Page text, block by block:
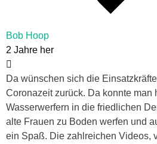
Bob Hoop
2 Jahre her
Da wünschen sich die
Coronazeit zurück. Da konnte man
Wasserwerfern in die friedlichen
alte Frauen zu Boden werfen und
ein Spaß. Die zahlreichen Videos,